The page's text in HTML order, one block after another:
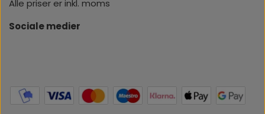
Alle priser er inkl. moms
Sociale medier